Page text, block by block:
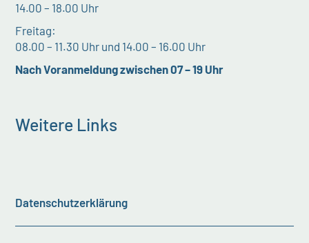
14.00 – 18.00 Uhr
Freitag:
08.00 – 11.30 Uhr und 14.00 – 16.00 Uhr
Nach Voranmeldung zwischen 07 – 19 Uhr
Weitere Links
Datenschutzerklärung